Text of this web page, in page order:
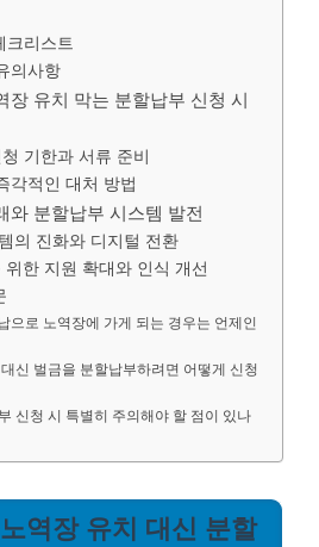
크리스트
의사항
장 유치 막는 분할납부 신청 시
기한과 서류 준비
각적인 대처 방법
와 분할납부 시스템 발전
의 진화와 디지털 전환
한 지원 확대와 인식 개선
으로 노역장에 가게 되는 경우는 언제인
신 벌금을 분할납부하려면 어떻게 신청
신청 시 특별히 주의해야 할 점이 있나
역장 유치 대신 분할